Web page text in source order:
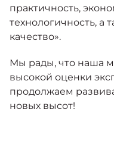
Страховые программы
практичность,
технологичность, а
качество».
Мы рады, что наша
высокой оценки
продолжаем
новых высот!